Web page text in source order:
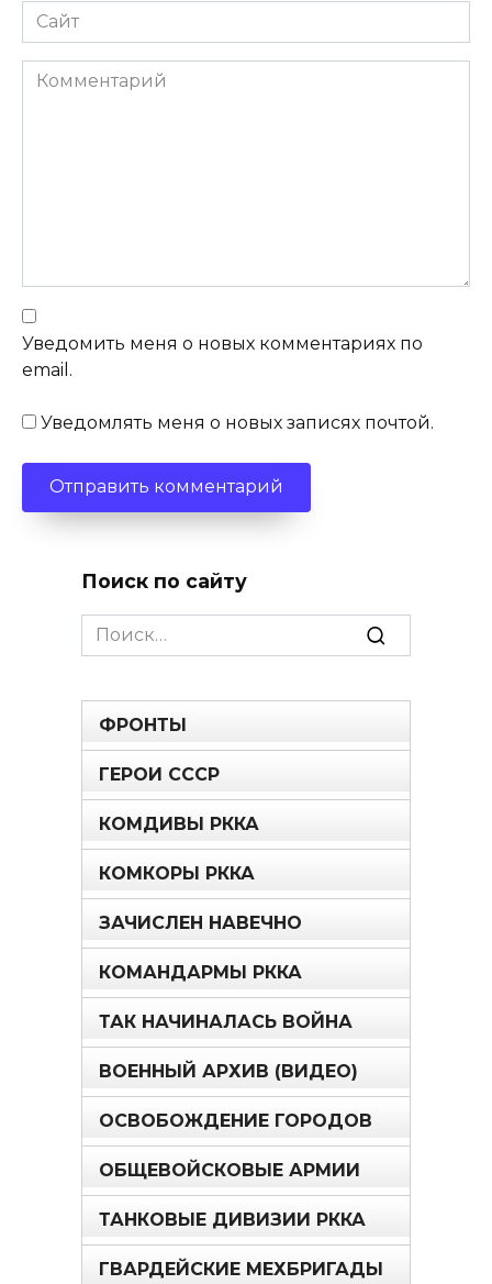
Сайт
Комментарий
Уведомить меня о новых комментариях по
email.
Уведомлять меня о новых записях почтой.
Поиск по сайту
Search
for:
ФРОНТЫ
ГЕРОИ СССР
КОМДИВЫ РККА
КОМКОРЫ РККА
ЗАЧИСЛЕН НАВЕЧНО
КОМАНДАРМЫ РККА
ТАК НАЧИНАЛАСЬ ВОЙНА
ВОЕННЫЙ АРХИВ (ВИДЕО)
ОСВОБОЖДЕНИЕ ГОРОДОВ
ОБЩЕВОЙСКОВЫЕ АРМИИ
ТАНКОВЫЕ ДИВИЗИИ РККА
ГВАРДЕЙСКИЕ МЕХБРИГАДЫ